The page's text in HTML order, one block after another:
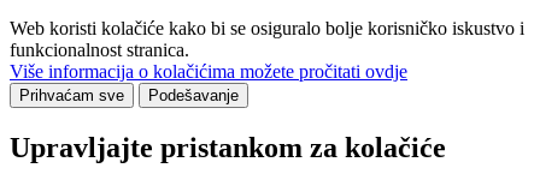
Web koristi kolačiće kako bi se osiguralo bolje korisničko iskustvo i
funkcionalnost stranica.
Više informacija o kolačićima možete pročitati ovdje
Prihvaćam sve Podešavanje
Upravljajte pristankom za kolačiće